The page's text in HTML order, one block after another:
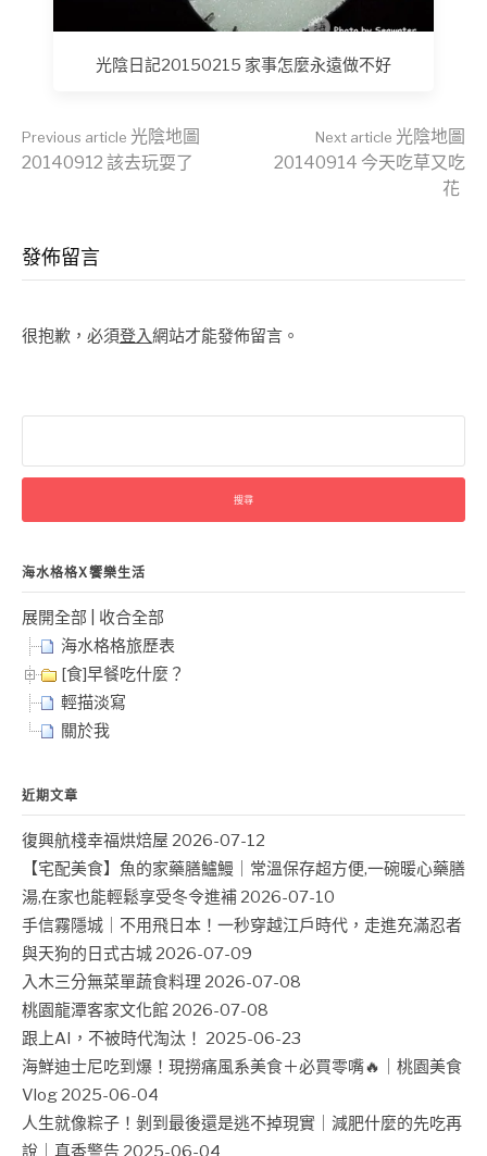
光陰日記20150215 家事怎麼永遠做不好
Continue
Previous article 光陰地圖
20140912 該去玩耍了
Next article 光陰地圖
20140914 今天吃草又吃
花
發佈留言
很抱歉，必須登入網站才能發佈留言。
關
字:
海水格格X饗樂生活
展開全部
收合全部
海水格格旅歷表
[食]早餐吃什麼？
輕描淡寫
關於我
近期文章
復興航棧幸福烘焙屋 2026-07-12
【宅配美食】魚的家藥膳鱸鰻｜常溫保存超方便,一碗暖心藥膳
湯,在家也能輕鬆享受冬令進補 2026-07-10
手信霧隱城｜不用飛日本！一秒穿越江戶時代，走進充滿忍者
與天狗的日式古城 2026-07-09
入木三分無菜單蔬食料理 2026-07-08
桃園龍潭客家文化館 2026-07-08
跟上AI，不被時代淘汰！ 2025-06-23
海鮮迪士尼吃到爆！現撈痛風系美食＋必買零嘴🔥｜桃園美食
Vlog 2025-06-04
人生就像粽子！剝到最後還是逃不掉現實｜減肥什麼的先吃再